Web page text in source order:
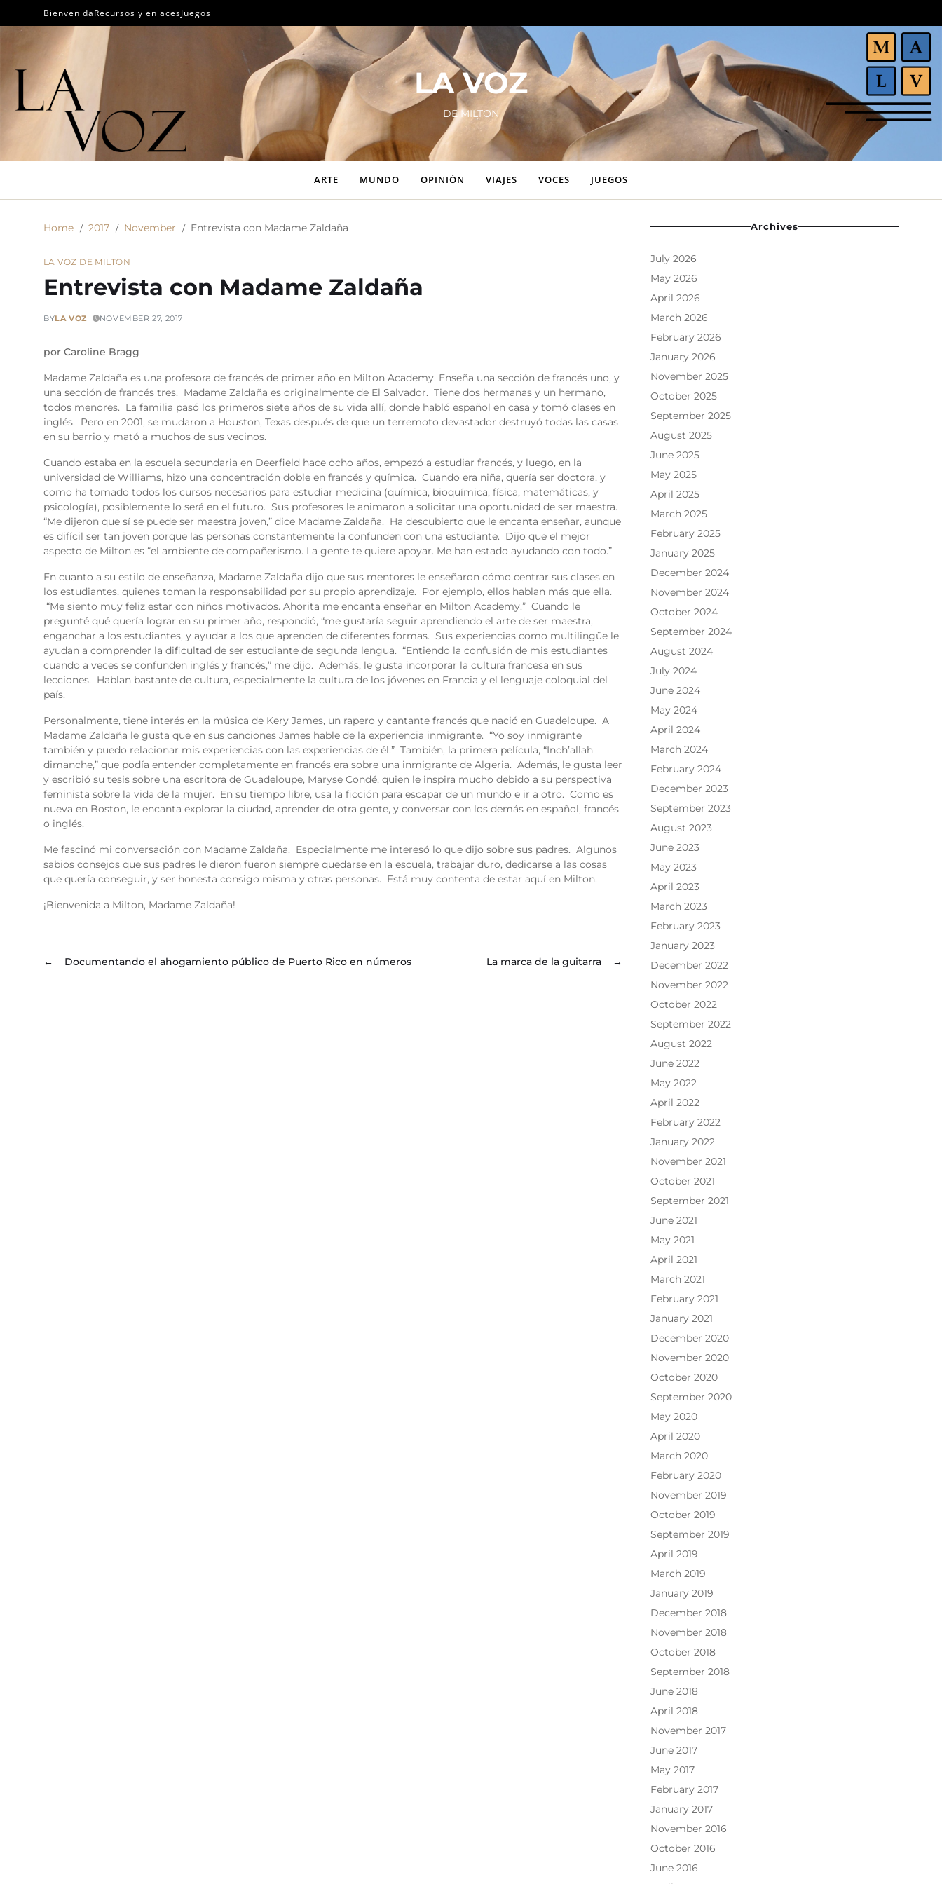
BienvenidaRecursos y enlacesJuegos
LA VOZ
DE MILTON
ARTE MUNDO OPINIÓN VIAJES VOCES JUEGOS
Home 2017 November Entrevista con Madame Zaldaña
LA VOZ DE MILTON
Entrevista con Madame Zaldaña
BYLA VOZ NOVEMBER 27, 2017
por Caroline Bragg
Madame Zaldaña es una profesora de francés de primer año en Milton Academy. Enseña una sección de francés uno, y
una sección de francés tres. Madame Zaldaña es originalmente de El Salvador. Tiene dos hermanas y un hermano,
todos menores. La familia pasó los primeros siete años de su vida allí, donde habló español en casa y tomó clases en
inglés. Pero en 2001, se mudaron a Houston, Texas después de que un terremoto devastador destruyó todas las casas
en su barrio y mató a muchos de sus vecinos.
Cuando estaba en la escuela secundaria en Deerfield hace ocho años, empezó a estudiar francés, y luego, en la
universidad de Williams, hizo una concentración doble en francés y química. Cuando era niña, quería ser doctora, y
como ha tomado todos los cursos necesarios para estudiar medicina (química, bioquímica, física, matemáticas, y
psicología), posiblemente lo será en el futuro. Sus profesores le animaron a solicitar una oportunidad de ser maestra.
“Me dijeron que sí se puede ser maestra joven,” dice Madame Zaldaña. Ha descubierto que le encanta enseñar, aunque
es difícil ser tan joven porque las personas constantemente la confunden con una estudiante. Dijo que el mejor
aspecto de Milton es “el ambiente de compañerismo. La gente te quiere apoyar. Me han estado ayudando con todo.”
En cuanto a su estilo de enseñanza, Madame Zaldaña dijo que sus mentores le enseñaron cómo centrar sus clases en
los estudiantes, quienes toman la responsabilidad por su propio aprendizaje. Por ejemplo, ellos hablan más que ella.
“Me siento muy feliz estar con niños motivados. Ahorita me encanta enseñar en Milton Academy.” Cuando le
pregunté qué quería lograr en su primer año, respondió, “me gustaría seguir aprendiendo el arte de ser maestra,
enganchar a los estudiantes, y ayudar a los que aprenden de diferentes formas. Sus experiencias como multilingüe le
ayudan a comprender la dificultad de ser estudiante de segunda lengua. “Entiendo la confusión de mis estudiantes
cuando a veces se confunden inglés y francés,” me dijo. Además, le gusta incorporar la cultura francesa en sus
lecciones. Hablan bastante de cultura, especialmente la cultura de los jóvenes en Francia y el lenguaje coloquial del
país.
Personalmente, tiene interés en la música de Kery James, un rapero y cantante francés que nació en Guadeloupe. A
Madame Zaldaña le gusta que en sus canciones James hable de la experiencia inmigrante. “Yo soy inmigrante
también y puedo relacionar mis experiencias con las experiencias de él.” También, la primera película, “Inch’allah
dimanche,” que podía entender completamente en francés era sobre una inmigrante de Algeria. Además, le gusta leer
y escribió su tesis sobre una escritora de Guadeloupe, Maryse Condé, quien le inspira mucho debido a su perspectiva
feminista sobre la vida de la mujer. En su tiempo libre, usa la ficción para escapar de un mundo e ir a otro. Como es
nueva en Boston, le encanta explorar la ciudad, aprender de otra gente, y conversar con los demás en español, francés
o inglés.
Me fascinó mi conversación con Madame Zaldaña. Especialmente me interesó lo que dijo sobre sus padres. Algunos
sabios consejos que sus padres le dieron fueron siempre quedarse en la escuela, trabajar duro, dedicarse a las cosas
que quería conseguir, y ser honesta consigo misma y otras personas. Está muy contenta de estar aquí en Milton.
¡Bienvenida a Milton, Madame Zaldaña!
← Documentando el ahogamiento público de Puerto Rico en números →
La marca de la guitarra
Archives
July 2026
May 2026
April 2026
March 2026
February 2026
January 2026
November 2025
October 2025
September 2025
August 2025
June 2025
May 2025
April 2025
March 2025
February 2025
January 2025
December 2024
November 2024
October 2024
September 2024
August 2024
July 2024
June 2024
May 2024
April 2024
March 2024
February 2024
December 2023
September 2023
August 2023
June 2023
May 2023
April 2023
March 2023
February 2023
January 2023
December 2022
November 2022
October 2022
September 2022
August 2022
June 2022
May 2022
April 2022
February 2022
January 2022
November 2021
October 2021
September 2021
June 2021
May 2021
April 2021
March 2021
February 2021
January 2021
December 2020
November 2020
October 2020
September 2020
May 2020
April 2020
March 2020
February 2020
November 2019
October 2019
September 2019
April 2019
March 2019
January 2019
December 2018
November 2018
October 2018
September 2018
June 2018
April 2018
November 2017
June 2017
May 2017
February 2017
January 2017
November 2016
October 2016
June 2016